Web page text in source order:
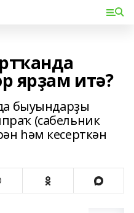
ярҙам итә?
быуындарҙы
(сабельник
һәм кесерткән